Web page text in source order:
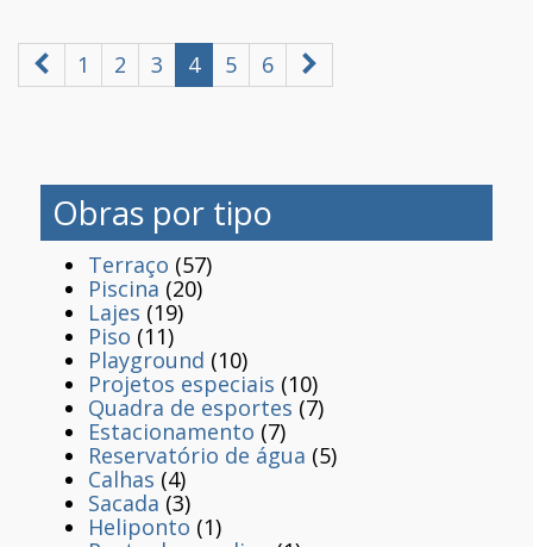
1 2 3 4 5 6
Obras por tipo
Terraço (57)
Piscina (20)
Lajes (19)
Piso (11)
Playground (10)
Projetos especiais (10)
Quadra de esportes (7)
Estacionamento (7)
Reservatório de água (5)
Calhas (4)
Sacada (3)
Heliponto (1)